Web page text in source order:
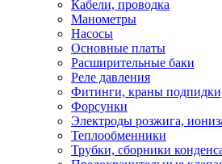
Кабели, проводка
Манометры
Насосы
Основные платы
Расширительные баки
Реле давления
Фитинги, краны
Форсунки
Электроды розжига,
Теплообменники
Трубки, сборники